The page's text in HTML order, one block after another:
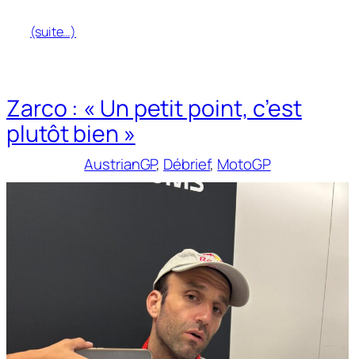
(suite…)
Zarco : « Un petit point, c’est
plutôt bien »
AustrianGP, Débrief, MotoGP